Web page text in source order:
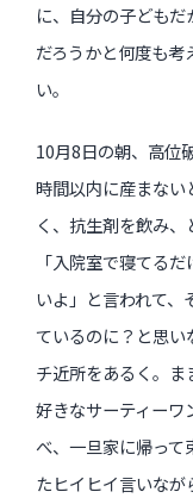
に、自分の子ども
だろうかと何度も考
い。
10月8日の朝、高位
時間以内に産まな
く、抗生剤を飲み
「入院室で寝てる
いよ」と言われて
ているのに？と思い
チ近所をあるく。
好きなサーティーワ
べ、一旦家に帰って
たヒイヒイ言いな